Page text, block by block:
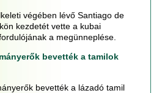
végében lévő Santiago de
kezdetét vette a kubai
a megünneplése.
bevették a tamilok
bevették a lázadó tamil